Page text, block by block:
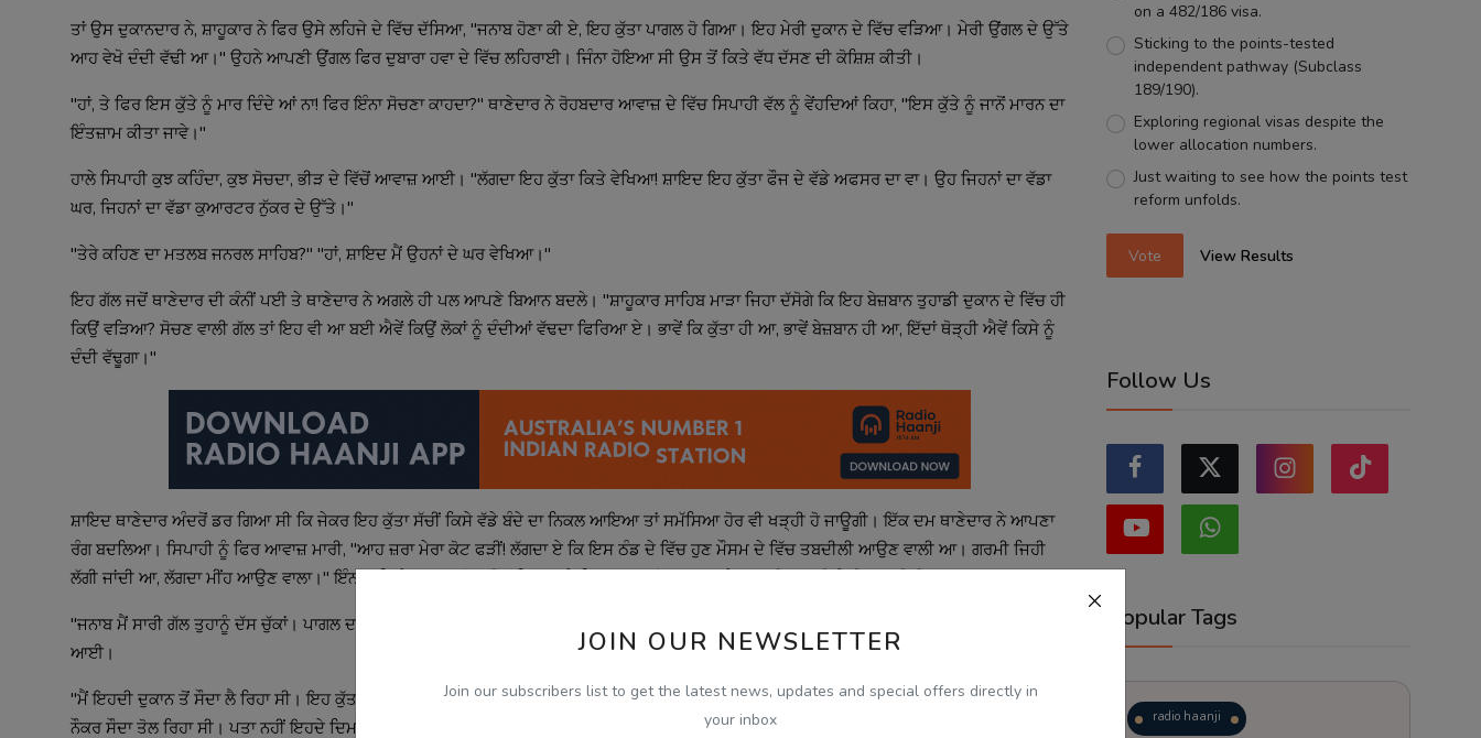
JOIN OUR NEWSLETTER
Join our subscribers list to get the latest news, updates and special offers directly in
your inbox
ਤਾਂ ਉਸ ਦੁਕਾਨਦਾਰ ਨੇ, ਸ਼ਾਹੂਕਾਰ ਨੇ ਫਿਰ ਉਸੇ ਲਹਿਜੇ ਦੇ ਵਿੱਚ ਦੱਸਿਆ, "ਜਨਾਬ ਹੋਣਾ ਕੀ ਏ, ਇਹ ਕੁੱਤਾ ਪਾਗਲ ਹੋ ਗਿਆ। ਇਹ ਮੇਰੀ ਦੁਕਾਨ ਦੇ ਵਿੱਚ ਵੜਿਆ। ਮੇਰੀ ਉਂਗਲ ਦੇ ਉੱਤੇ
ਆਹ ਵੇਖੋ ਦੰਦੀ ਵੱਢੀ ਆ।" ਉਹਨੇ ਆਪਣੀ ਉਂਗਲ ਫਿਰ ਦੁਬਾਰਾ ਹਵਾ ਦੇ ਵਿੱਚ ਲਹਿਰਾਈ। ਜਿੰਨਾ ਹੋਇਆ ਸੀ ਉਸ ਤੋਂ ਕਿਤੇ ਵੱਧ ਦੱਸਣ ਦੀ ਕੋਸ਼ਿਸ਼ ਕੀਤੀ।
"ਹਾਂ, ਤੇ ਫਿਰ ਇਸ ਕੁੱਤੇ ਨੂੰ ਮਾਰ ਦਿੰਦੇ ਆਂ ਨਾ! ਫਿਰ ਇੰਨਾ ਸੋਚਣਾ ਕਾਹਦਾ?" ਥਾਣੇਦਾਰ ਨੇ ਰੋਹਬਦਾਰ ਆਵਾਜ਼ ਦੇ ਵਿੱਚ ਸਿਪਾਹੀ ਵੱਲ ਨੂੰ ਵੇਂਹਦਿਆਂ ਕਿਹਾ, "ਇਸ ਕੁੱਤੇ ਨੂੰ ਜਾਨੋਂ ਮਾਰਨ ਦਾ
ਇੰਤਜ਼ਾਮ ਕੀਤਾ ਜਾਵੇ।"
ਹਾਲੇ ਸਿਪਾਹੀ ਕੁਝ ਕਹਿੰਦਾ, ਕੁਝ ਸੋਚਦਾ, ਭੀੜ ਦੇ ਵਿੱਚੋਂ ਆਵਾਜ਼ ਆਈ। "ਲੱਗਦਾ ਇਹ ਕੁੱਤਾ ਕਿਤੇ ਵੇਖਿਆ! ਸ਼ਾਇਦ ਇਹ ਕੁੱਤਾ ਫੌਜ ਦੇ ਵੱਡੇ ਅਫਸਰ ਦਾ ਵਾ। ਉਹ ਜਿਹਨਾਂ ਦਾ ਵੱਡਾ
ਘਰ, ਜਿਹਨਾਂ ਦਾ ਵੱਡਾ ਕੁਆਰਟਰ ਨੁੱਕਰ ਦੇ ਉੱਤੇ।"
"ਤੇਰੇ ਕਹਿਣ ਦਾ ਮਤਲਬ ਜਨਰਲ ਸਾਹਿਬ?" "ਹਾਂ, ਸ਼ਾਇਦ ਮੈਂ ਉਹਨਾਂ ਦੇ ਘਰ ਵੇਖਿਆ।"
ਇਹ ਗੱਲ ਜਦੋਂ ਥਾਣੇਦਾਰ ਦੀ ਕੰਨੀਂ ਪਈ ਤੇ ਥਾਣੇਦਾਰ ਨੇ ਅਗਲੇ ਹੀ ਪਲ ਆਪਣੇ ਬਿਆਨ ਬਦਲੇ। "ਸ਼ਾਹੂਕਾਰ ਸਾਹਿਬ ਮਾੜਾ ਜਿਹਾ ਦੱਸੋਗੇ ਕਿ ਇਹ ਬੇਜ਼ਬਾਨ ਤੁਹਾਡੀ ਦੁਕਾਨ ਦੇ ਵਿੱਚ ਹੀ
ਕਿਉਂ ਵੜਿਆ? ਸੋਚਣ ਵਾਲੀ ਗੱਲ ਤਾਂ ਇਹ ਵੀ ਆ ਬਈ ਐਵੇਂ ਕਿਉਂ ਲੋਕਾਂ ਨੂੰ ਦੰਦੀਆਂ ਵੱਢਦਾ ਫਿਰਿਆ ਏ। ਭਾਵੇਂ ਕਿ ਕੁੱਤਾ ਹੀ ਆ, ਭਾਵੇਂ ਬੇਜ਼ਬਾਨ ਹੀ ਆ, ਇੱਦਾਂ ਥੋੜ੍ਹੀ ਐਵੇਂ ਕਿਸੇ ਨੂੰ
ਦੰਦੀ ਵੱਢੂਗਾ।"
ਸ਼ਾਇਦ ਥਾਣੇਦਾਰ ਅੰਦਰੋਂ ਡਰ ਗਿਆ ਸੀ ਕਿ ਜੇਕਰ ਇਹ ਕੁੱਤਾ ਸੱਚੀਂ ਕਿਸੇ ਵੱਡੇ ਬੰਦੇ ਦਾ ਨਿਕਲ ਆਇਆ ਤਾਂ ਸਮੱਸਿਆ ਹੋਰ ਵੀ ਖੜ੍ਹੀ ਹੋ ਜਾਊਗੀ। ਇੱਕ ਦਮ ਥਾਣੇਦਾਰ ਨੇ ਆਪਣਾ
ਰੰਗ ਬਦਲਿਆ। ਸਿਪਾਹੀ ਨੂੰ ਫਿਰ ਆਵਾਜ਼ ਮਾਰੀ, "ਆਹ ਜ਼ਰਾ ਮੇਰਾ ਕੋਟ ਫੜੀਂ! ਲੱਗਦਾ ਏ ਕਿ ਇਸ ਠੰਡ ਦੇ ਵਿੱਚ ਹੁਣ ਮੌਸਮ ਦੇ ਵਿੱਚ ਤਬਦੀਲੀ ਆਉਣ ਵਾਲੀ ਆ। ਗਰਮੀ ਜਿਹੀ
ਲੱਗੀ ਜਾਂਦੀ ਆ, ਲੱਗਦਾ ਮੀਂਹ ਆਉਣ ਵਾਲਾ।" ਇੰਨਾ ਕਹਿ ਕੇ ਆਪਣਾ ਕੋਟ ਉਤਾਰਿਆ। ਤੇ ਫਿਰ ਦੁਬਾਰਾ ਤੋਂ ਸ਼ਾਹੂਕਾਰ ਨੇ ਆਪਣੀ ਸਫਾਈ ਦੇਣੀ ਸ਼ੁਰੂ ਕੀਤੀ।
"ਜਨਾਬ ਮੈਂ ਸਾਰੀ ਗੱਲ ਤੁਹਾਨੂੰ ਦੱਸ ਚੁੱਕਾਂ। ਪਾਗਲ ਦਾ ਕੀ ਆ, ਪਾਗਲ ਤਾਂ ਕਿਸੇ ਨੂੰ ਵੀ ਵੱਢ ਸਕਦਾ! ਹੋਰ ਇਸ ਤੋਂ ਵੱਧ ਦੱਸੋ ਤੁਹਾਨੂੰ ਮੈਂ ਕੀ ਕਵਾਂ।" ਤੇ ਭੀੜ ਦੇ ਵਿੱਚੋਂ ਫਿਰ ਇੱਕ ਆਵਾਜ਼
ਆਈ।
"ਮੈਂ ਇਹਦੀ ਦੁਕਾਨ ਤੋਂ ਸੌਦਾ ਲੈ ਰਿਹਾ ਸੀ। ਇਹ ਕੁੱਤਾ ਤਾਂ ਵਿਚਾਰਾ ਉਦਾਂ ਹੀ ਸ਼ਾਇਦ ਭੁੱਖ ਲੱਗੀ ਸੀ, ਇਹਦੀ ਦੁਕਾਨ ਦੇ ਵਿੱਚ ਵੜ ਆਇਆ। ਇਹ ਜਨਾਬ ਸਿਗਰੇਟ ਪੀ ਰਹੇ ਸੀ, ਇਹਦਾ
ਨੌਕਰ ਸੌਦਾ ਤੋਲ ਰਿਹਾ ਸੀ। ਪਤਾ ਨਹੀਂ ਇਹਦੇ ਦਿਮਾਗ ਦੇ ਵਿੱਚ ਕੀ ਸੁੱਝੀ, ਉਹ ਸੁਲਗਦੀ ਸਿਗਰੇਟ ਇਹਨੇ ਕੁੱਤੇ ਦੇ ਲਾ ਦਿੱਤੀ। ਤੇ ਉਹਨੇ ਫਿਰ ਦੰਦੀ ਵੱਢ ਤੀ!"
on a 482/186 visa.
Sticking to the points-tested
independent pathway (Subclass
189/190).
Exploring regional visas despite the
lower allocation numbers.
Just waiting to see how the points test
reform unfolds.
Vote View Results
Follow Us
Popular Tags
radio haanji